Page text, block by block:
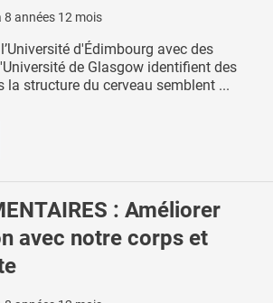
8 années 12 mois
d'Édimbourg avec des
de Glasgow identifient des
la structure du cerveau semblent ...
: Améliorer
avec notre corps et